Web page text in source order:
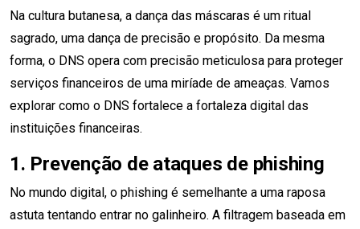
Na cultura butanesa, a dança das máscaras é um ritual
sagrado, uma dança de precisão e propósito. Da mesma
forma, o DNS opera com precisão meticulosa para proteger
serviços financeiros de uma miríade de ameaças. Vamos
explorar como o DNS fortalece a fortaleza digital das
instituições financeiras.
1. Prevenção de ataques de phishing
No mundo digital, o phishing é semelhante a uma raposa
astuta tentando entrar no galinheiro. A filtragem baseada em